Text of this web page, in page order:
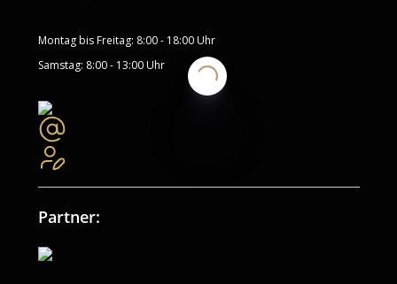
Montag bis Freitag: 8:00 - 18:00 Uhr
Samstag: 8:00 - 13:00 Uhr
Partner: